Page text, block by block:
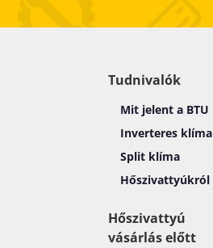
Tudnivalók
Mit jelent a BTU
Inverteres klíma
Split klíma
Hőszivattyúkról
Hőszivattyú
vásárlás előtt